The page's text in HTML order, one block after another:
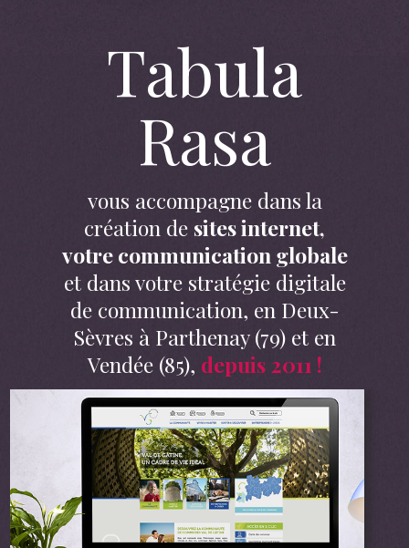
Tabula
Rasa
vous accompagne dans la
création de sites internet,
votre communication globale
et dans votre stratégie digitale
de communication, en Deux-
Sèvres à Parthenay (79) et en
Vendée (85), depuis 2011 !